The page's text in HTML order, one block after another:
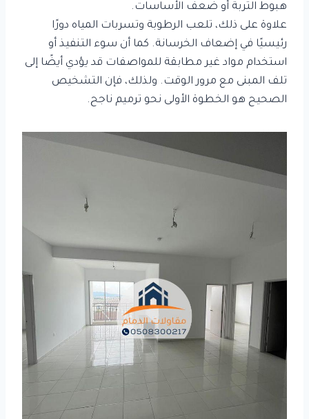
هبوط التربة أو ضعف الأساسات.
علاوة على ذلك، تلعب الرطوبة وتسربات المياه دورًا
رئيسيًا في إضعاف الخرسانة. كما أن سوء التنفيذ أو
استخدام مواد غير مطابقة للمواصفات قد يؤدي أيضًا إلى
تلف المبنى مع مرور الوقت. ولذلك، فإن التشخيص
الصحيح هو الخطوة الأولى نحو ترميم ناجح.